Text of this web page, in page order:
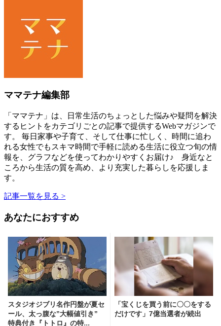
ママテナ編集部
「ママテナ」は、日常生活のちょっとした悩みや疑問を解決
するヒントをカテゴリごとの記事で提供するWebマガジンで
す。 毎日家事や子育て、そして仕事に忙しく、時間に追わ
れる女性でもスキマ時間で手軽に読める生活に役立つ旬の情
報を、グラフなどを使ってわかりやすくお届け♪ 身近なと
ころから生活の質を高め、より充実した暮らしを応援しま
す。
記事一覧を見る >
あなたにおすすめ
スタジオジブリ名作円盤が夏セ
ール、太っ腹な”大幅値引き”
特典付き『トトロ』の特...
「宝くじを買う前に〇〇をする
だけです」7億当選者が続出